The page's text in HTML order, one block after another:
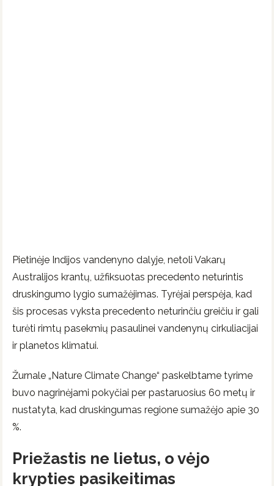
Pietinėje Indijos vandenyno dalyje, netoli Vakarų
Australijos krantų, užfiksuotas precedento neturintis
druskingumo lygio sumažėjimas. Tyrėjai perspėja, kad
šis procesas vyksta precedento neturinčiu greičiu ir gali
turėti rimtų pasekmių pasaulinei vandenynų cirkuliacijai
ir planetos klimatui.
Žurnale „Nature Climate Change“ paskelbtame tyrime
buvo nagrinėjami pokyčiai per pastaruosius 60 metų ir
nustatyta, kad druskingumas regione sumažėjo apie 30
%.
Priežastis ne lietus, o vėjo
krypties pasikeitimas